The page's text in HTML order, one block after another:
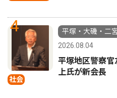
4
社会
平塚・大磯・二
2026.08.04
平塚地区警察
上氏が新会長